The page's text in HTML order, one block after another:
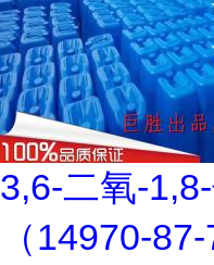
3,6-二氧-
（14970-